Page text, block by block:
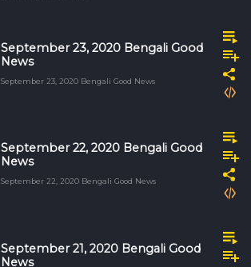
September 23, 2020 Bengali Good
News
September 23, 2020 Bengali Good News
September 22, 2020 Bengali Good
News
September 22, 2020 Bengali Good News
September 21, 2020 Bengali Good
News